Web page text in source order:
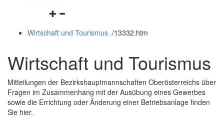
Navigationsmenü
und
Wirtschaft und Tourismus ./13332.htm
Wirtschaft und Tourismus
Mitteilungen der Bezirkshauptmannschaften Oberösterreichs über
Fragen im Zusammenhang mit der Ausübung eines Gewerbes
sowie die Errichtung oder Änderung einer Betriebsanlage finden
Sie hier.